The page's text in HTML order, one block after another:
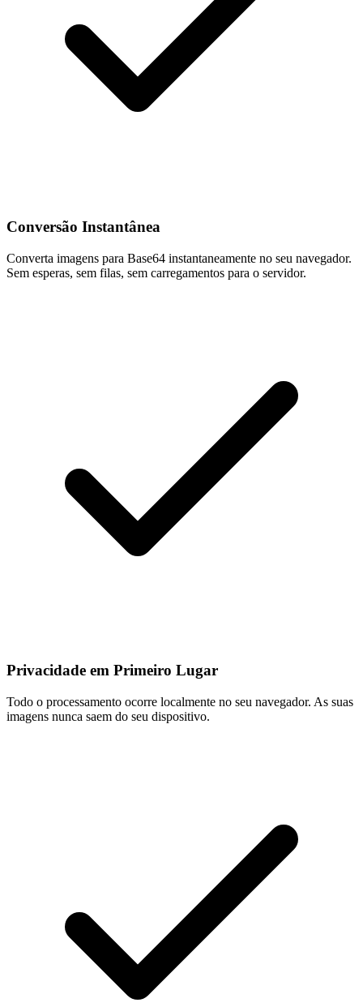
Conversão Instantânea
Converta imagens para Base64 instantaneamente no seu navegador.
Sem esperas, sem filas, sem carregamentos para o servidor.
Privacidade em Primeiro Lugar
Todo o processamento ocorre localmente no seu navegador. As suas
imagens nunca saem do seu dispositivo.